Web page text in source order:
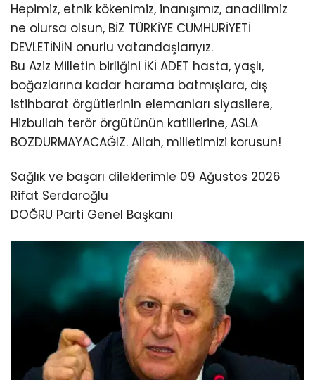
Hepimiz, etnik kökenimiz, inanışımız, anadilimiz
ne olursa olsun, BİZ TÜRKİYE CUMHURİYETİ
DEVLETİNİN onurlu vatandaşlarıyız.
Bu Aziz Milletin birliğini İKİ ADET hasta, yaşlı,
boğazlarına kadar harama batmışlara, dış
istihbarat örgütlerinin elemanları siyasilere,
Hizbullah terör örgütünün katillerine, ASLA
BOZDURMAYACAĞIZ. Allah, milletimizi korusun!
Sağlık ve başarı dileklerimle 09 Ağustos 2026
Rifat Serdaroğlu
DOĞRU Parti Genel Başkanı